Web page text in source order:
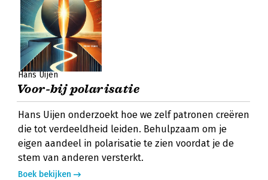
Hans Uijen
Voor-bij polarisatie
Hans Uijen onderzoekt hoe we zelf patronen creëren
die tot verdeeldheid leiden. Behulpzaam om je
eigen aandeel in polarisatie te zien voordat je de
stem van anderen versterkt.
Boek bekijken